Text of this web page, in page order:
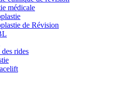
médicale
de Révision
rides